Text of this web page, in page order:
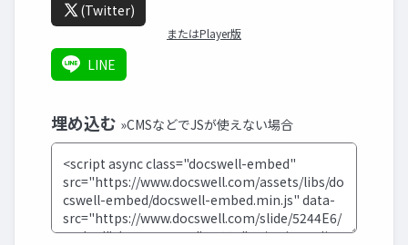
(Twitter)
またはPlayer版
LINE
埋め込む »CMSなどでJSが使えない場合